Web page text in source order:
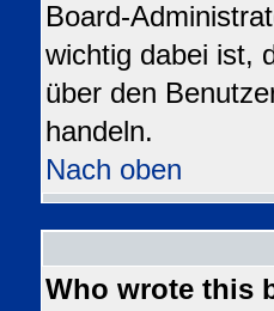
Board-
wichtig dabei ist,
über den
handeln.
Nach oben
Who wrote this